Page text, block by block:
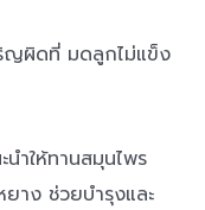
ญผิดที่ มดลูกไม่แข็ง
ำให้ทานสมุนไพร
ยาง ช่วยบำรุงและ